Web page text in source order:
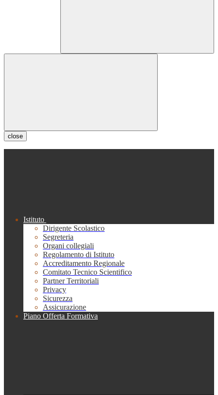
close
Istituto
Dirigente Scolastico
Segreteria
Organi collegiali
Regolamento di Istituto
Accreditamento Regionale
Comitato Tecnico Scientifico
Partner Territoriali
Privacy
Sicurezza
Assicurazione
Piano Offerta Formativa